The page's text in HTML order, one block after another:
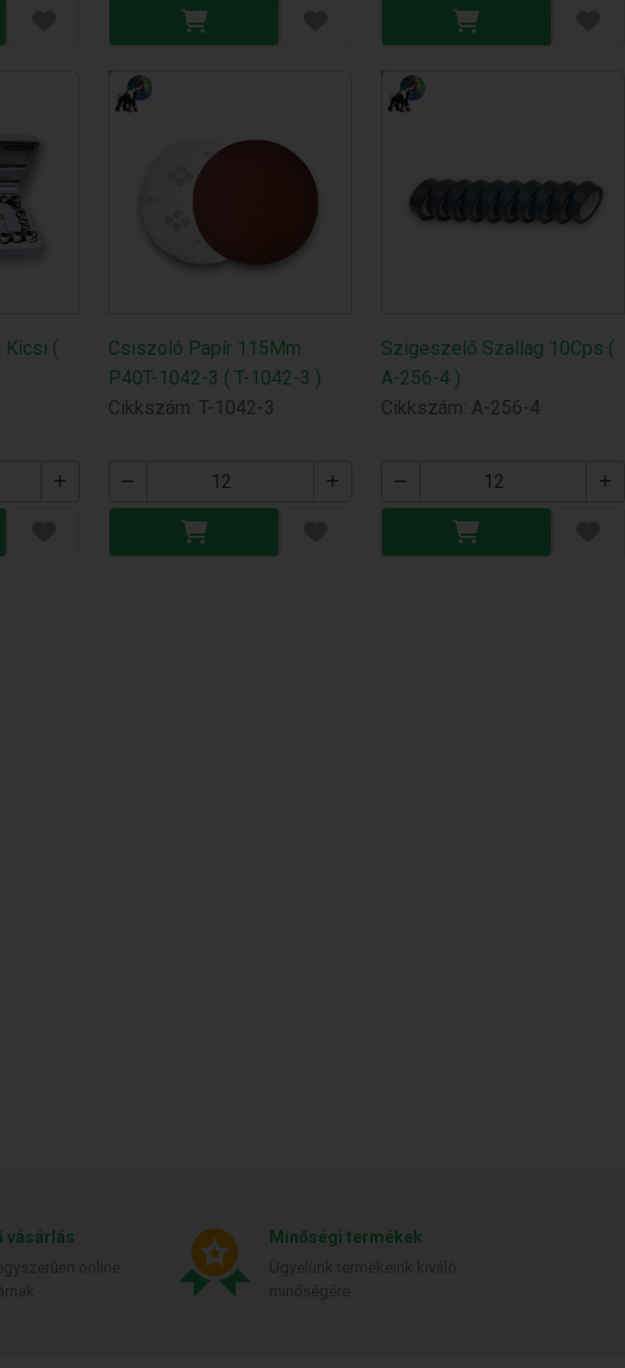
Kicsi (
Csiszoló Papír 115Mm
P40T-1042-3 ( T-1042-3 )
Cikkszám: T-1042-3
Szigeszelő Szallag 10Cps (
A-256-4 )
Cikkszám: A-256-4
vásárlás Minőségi termékek